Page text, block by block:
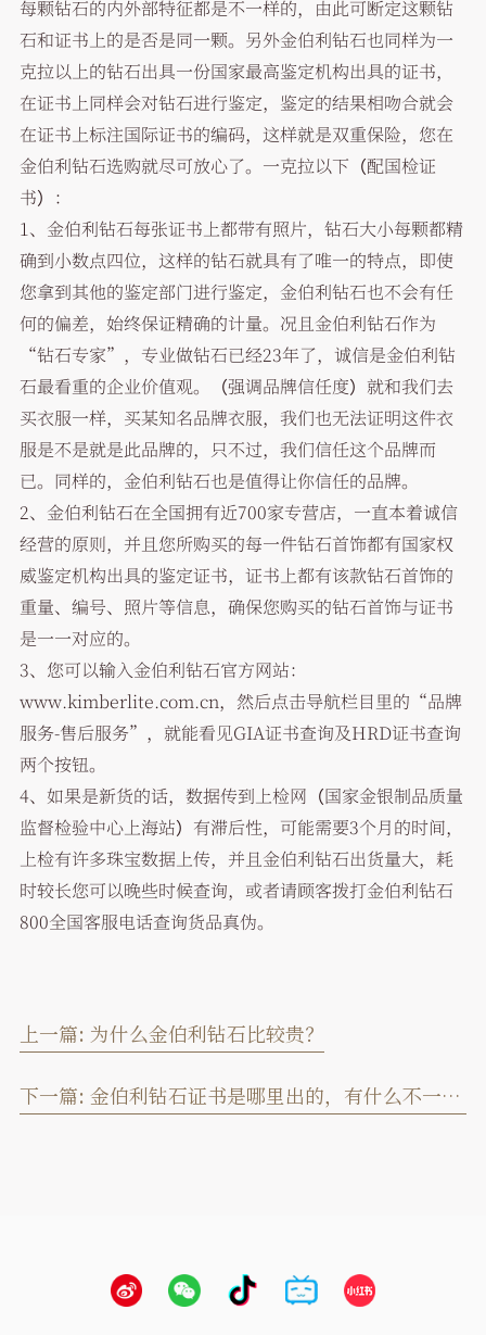
每颗钻石的内外部特征都是不一样的，由此可断定这颗钻
石和证书上的是否是同一颗。另外金伯利钻石也同样为一
克拉以上的钻石出具一份国家最高鉴定机构出具的证书，
在证书上同样会对钻石进行鉴定，鉴定的结果相吻合就会
在证书上标注国际证书的编码，这样就是双重保险，您在
金伯利钻石选购就尽可放心了。一克拉以下（配国检证
书）：
1、金伯利钻石每张证书上都带有照片，钻石大小每颗都精
确到小数点四位，这样的钻石就具有了唯一的特点，即使
您拿到其他的鉴定部门进行鉴定，金伯利钻石也不会有任
何的偏差，始终保证精确的计量。况且金伯利钻石作为
“钻石专家”，专业做钻石已经23年了，诚信是金伯利钻
石最看重的企业价值观。（强调品牌信任度）就和我们去
买衣服一样，买某知名品牌衣服，我们也无法证明这件衣
服是不是就是此品牌的，只不过，我们信任这个品牌而
已。同样的，金伯利钻石也是值得让你信任的品牌。
2、金伯利钻石在全国拥有近700家专营店，一直本着诚信
经营的原则，并且您所购买的每一件钻石首饰都有国家权
威鉴定机构出具的鉴定证书，证书上都有该款钻石首饰的
重量、编号、照片等信息，确保您购买的钻石首饰与证书
是一一对应的。
3、您可以输入金伯利钻石官方网站：
www.kimberlite.com.cn，然后点击导航栏目里的“品牌
服务-售后服务”，就能看见GIA证书查询及HRD证书查询
两个按钮。
4、如果是新货的话，数据传到上检网（国家金银制品质量
监督检验中心上海站）有滞后性，可能需要3个月的时间，
上检有许多珠宝数据上传，并且金伯利钻石出货量大，耗
时较长您可以晚些时候查询，或者请顾客拨打金伯利钻石
800全国客服电话查询货品真伪。
上一篇: 为什么金伯利钻石比较贵？
下一篇: 金伯利钻石证书是哪里出的，有什么不一样吗？